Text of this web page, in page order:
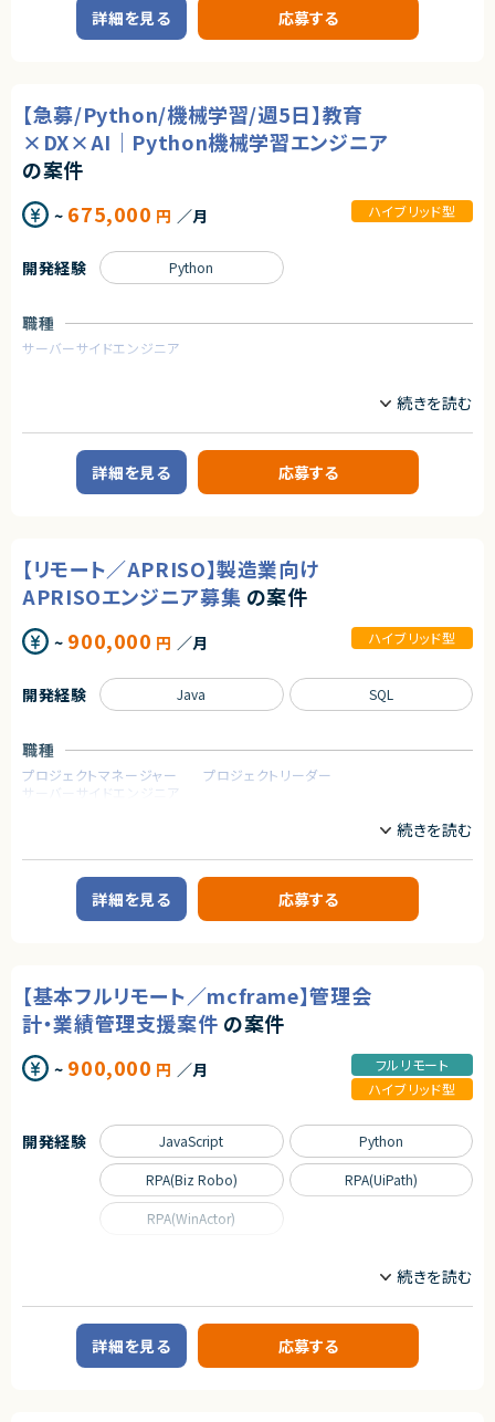
★日本最大級の求人検索サービスを支える重要ポジションで高度な技術領
域に挑戦できます！
★週3~4リモート＆フレックスで柔軟な働き方が可能です！
★業務委託で参画後、正社員としての採用についても前向きな企業様です！
＜具体的な業務例＞
・Androidネイティブアプリの開発・運用
・プロダクトオーナーやデザイナー、バックエンドエンジニアと密に連携しな
求めるスキル
【必須スキル】
・KotlinまたはFlutterを使用したAndroidアプリの開発・運用経験（目安5年
以上）
・Androidネイティブアプリ開発の実務経験または理解
・API連携を含む設計・実装経験（非同期処理、通信処理の理解含む）
・MVP・MVVM・Clean Architecture、VIPER等での、データ設計から開発・運
用の経験
・Google Playストアへの申請や運用・保守の実務経験
・FCMを使用したPush Notificationの開発・運用経験
・iOSアプリ開発・運用経験
・Goなどを使用したネイティブまたはWebアプリケーションのバックエンド
契約形態
業務委託(準委任契約)
エージェントから
★日本最大級の求人検索サービスを支える重要ポジションで高度な技術領
★週4リモート＆フレックスで柔軟な働き方が可能です！
★業務委託で参画後、正社員としての採用についても前向きな企業様です！
詳細を見る 応募する
【急募/Python/機械学習/週5日】教育
×DX×AI｜Python機械学習エンジニア
の案件
~ 675,000 円 ／月 ハイブリッド型
職種
サーバーサイドエンジニア
教育を軸に人材領域で企業のDXを支援しており、
これまで15万人以上の受講生から約1,000社の企業の DX 推進をサポート
してきた企業様です。
企業のDX推進を実現するために、人材の要件定義から育成ロードマップの
策定、アセスメント・スキル可視化など様々なサービスからその他、AI モデル
てきた実績がございます。
【業務概要】
AI受託開発の事業部にて、開発をお願いします。
受託開発の為、アサインするプロジェクトによって異なります。
＜参考案件＞
・投稿・共有の場を提供するWebシステム。
・UI/UXを強化するため、過去の成功例・失敗例を自然言語で検索・対話でき
る仕組みを導入（LLM活用）。
中。
・人員が確保できれば、11月から開始可能。
・LLMと接続できるWebアプリケーションを前提。
業務委託で参画後、正社員としての採用についても前向きな企業様です。
求めるスキル
【必須スキル】
・Webアプリケーションの設計・開発経験
・AWS / Azure / GCP いずれか
・ Gitを用いたチーム開発経験
・機械学習、生成AIの実装経験
開発経験 Python
業務委託(準委任契約)
株式会社LASSIC
詳細を見る 応募する
【リモート／APRISO】製造業向け
APRISOエンジニア募集 の案件
~ 900,000 円 ／月 ハイブリッド型
職種
プロジェクトマネージャー
プロジェクトリーダー
サーバーサイドエンジニア
【案件概要】
製造業向けMESパッケージ「Delmia Apriso（APRISO）」を用いた開発・導入
APRISOの機能開発および導入支援を中心に、要件定義から設計フェーズま
で幅広くご担当いただきます。
【業務内容】
・Delmia Apriso（APRISO）を用いたシステム開発・導入業務
・製造業向けMES領域（生産管理／在庫管理／品質管理）の業務要件整理
・要件定義〜基本設計・詳細設計
・APRISOのカスタマイズ開発
・導入・テスト・運用支援
求めるスキル
【必須スキル・経験】
・Delmia Apriso（APRISO）の導入または開発経験
・製造業における業務知識
【尚可スキル・経験】
・SAPなどERPとのシステム連携経験
・グローバル案件への参画経験
開発経験 Java SQL
詳細を見る 応募する
【基本フルリモート／mcframe】管理会
計・業績管理支援案件 の案件
~ 900,000 円 ／月
フルリモート
ハイブリッド型
プロジェクトリーダー
【案件概要】
開発経験 JavaScript Python
RPA(Biz Robo) RPA(UiPath)
RPA(WinActor)
詳細を見る 応募する